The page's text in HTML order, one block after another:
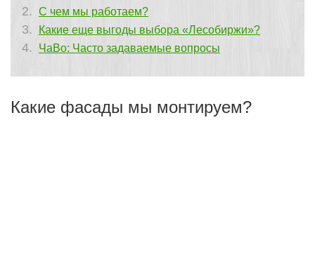
С чем мы работаем?
Какие еще выгоды выбора «Лесобиржи»?
ЧаВо: Часто задаваемые вопросы
Какие фасады мы монтируем?